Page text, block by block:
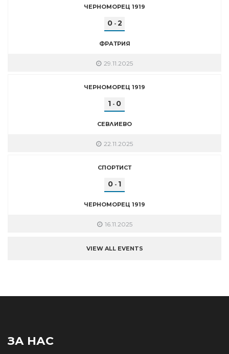
ЧЕРНОМОРЕЦ 1919
0- 2
ФРАТРИЯ
29.11.2025
ЧЕРНОМОРЕЦ 1919
1 - 0
СЕВЛИЕВО
22.11.2025
СПОРТИСТ
0 - 1
ЧЕРНОМОРЕЦ 1919
16.11.2025
VIEW ALL EVENTS
ЗА НАС